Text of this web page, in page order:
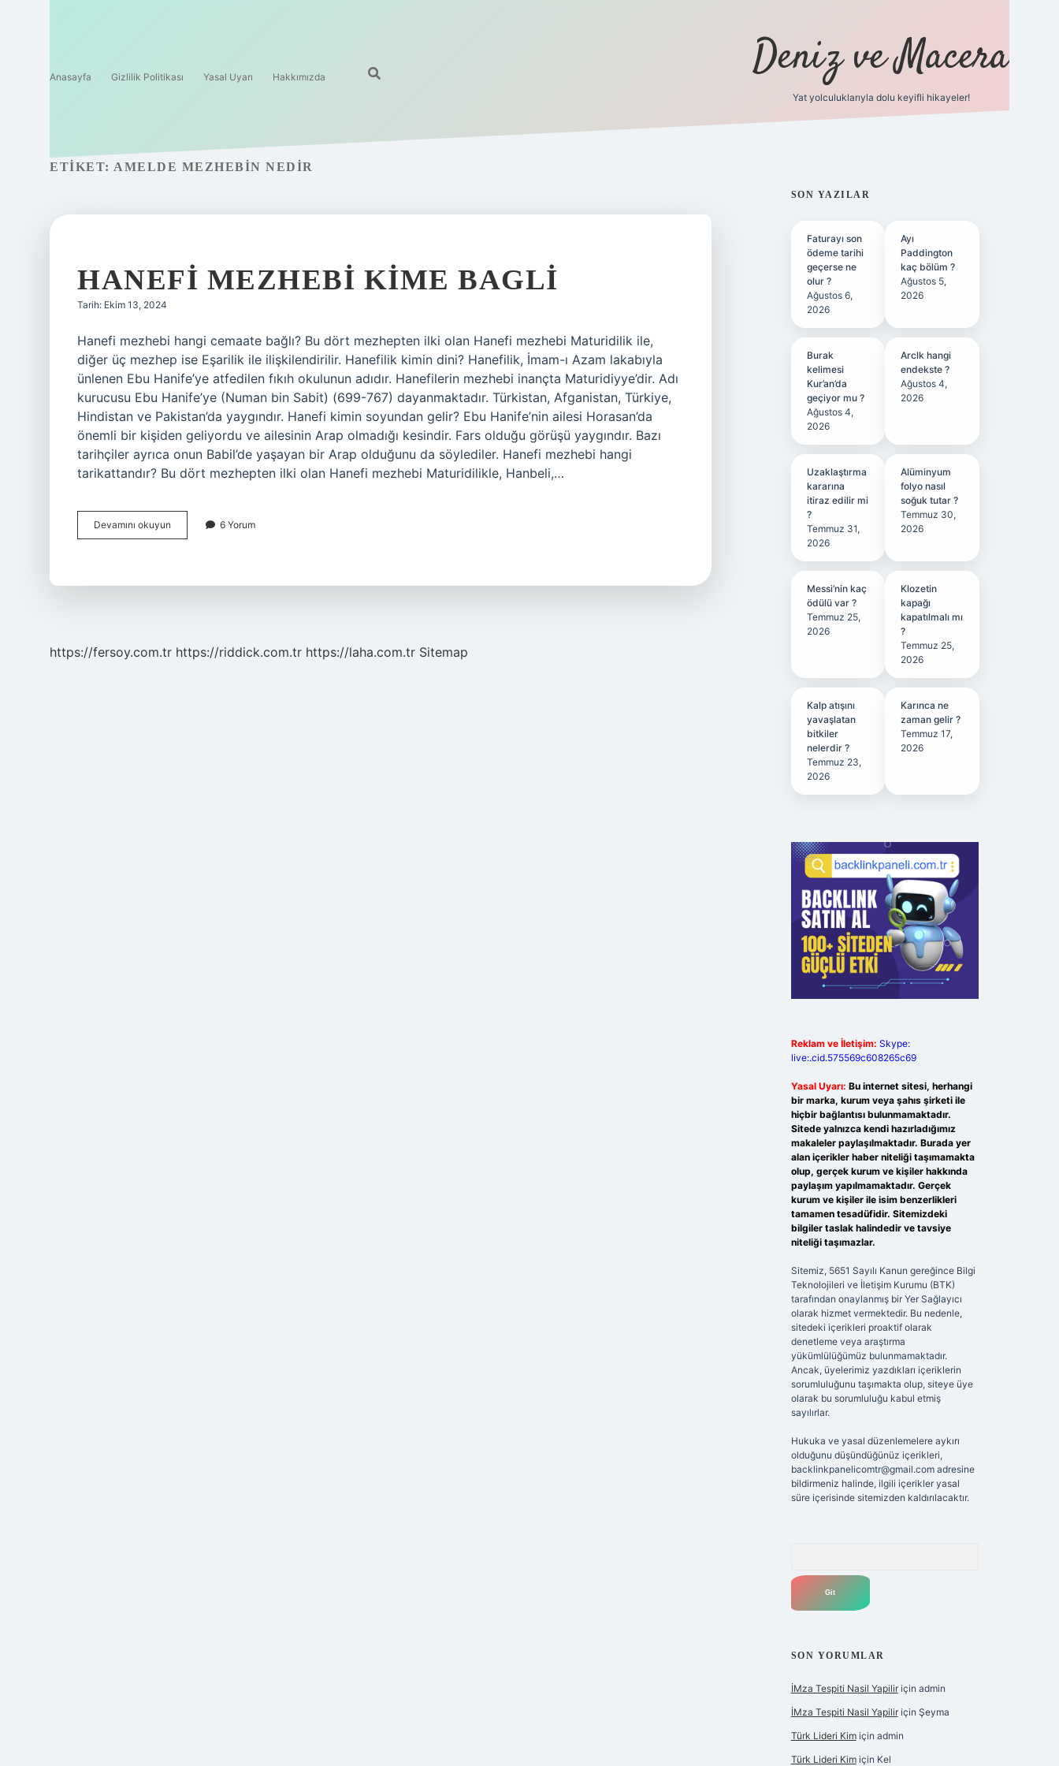
Anasayfa Gizlilik Politikası Yasal Uyarı Hakkımızda Deniz ve Macera
Yat yolculuklarıyla dolu keyifli hikayeler!
ETIKET: AMELDE MEZHEBIN NEDIR
HANEFI MEZHEBI KIME BAGLI
Tarih: Ekim 13, 2024
Hanefi mezhebi hangi cemaate bağlı? Bu dört mezhepten ilki olan Hanefi mezhebi Maturidilik ile,
diğer üç mezhep ise Eşarilik ile ilişkilendirilir. Hanefilik kimin dini? Hanefilik, İmam-ı Azam lakabıyla
ünlenen Ebu Hanife’ye atfedilen fıkıh okulunun adıdır. Hanefilerin mezhebi inançta Maturidiyye’dir. Adı
kurucusu Ebu Hanife’ye (Numan bin Sabit) (699-767) dayanmaktadır. Türkistan, Afganistan, Türkiye,
Hindistan ve Pakistan’da yaygındır. Hanefi kimin soyundan gelir? Ebu Hanife’nin ailesi Horasan’da
önemli bir kişiden geliyordu ve ailesinin Arap olmadığı kesindir. Fars olduğu görüşü yaygındır. Bazı
tarihçiler ayrıca onun Babil’de yaşayan bir Arap olduğunu da söylediler. Hanefi mezhebi hangi
tarikattandır? Bu dört mezhepten ilki olan Hanefi mezhebi Maturidilikle, Hanbeli,…
Devamını okuyun
Mezhebi
6 Yorum
https://fersoy.com.tr https://riddick.com.tr https://laha.com.tr Sitemap
SIDEBAR
SON YAZILAR
Faturayı son
ödeme tarihi
geçerse ne
olur ?
Ağustos 6,
2026
Ayı
Paddington
kaç bölüm ?
Ağustos 5,
2026
Burak
kelimesi
Kur’an’da
geçiyor mu ?
Ağustos 4,
2026
Arclk hangi
endekste ?
Ağustos 4,
2026
Uzaklaştırma
kararına
itiraz edilir mi
?
Temmuz 31,
2026
Alüminyum
folyo nasıl
soğuk tutar ?
Temmuz 30,
2026
Messi’nin kaç
ödülü var ?
Temmuz 25,
2026
Klozetin
kapağı
kapatılmalı mı
?
Temmuz 25,
2026
Kalp atışını
yavaşlatan
bitkiler
nelerdir ?
Temmuz 23,
2026
Karınca ne
zaman gelir ?
Temmuz 17,
2026
Reklam ve İletişim: Skype:
live:.cid.575569c608265c69
Yasal Uyarı: Bu internet sitesi, herhangi
bir marka, kurum veya şahıs şirketi ile
hiçbir bağlantısı bulunmamaktadır.
Sitede yalnızca kendi hazırladığımız
makaleler paylaşılmaktadır. Burada yer
alan içerikler haber niteliği taşımamakta
olup, gerçek kurum ve kişiler hakkında
paylaşım yapılmamaktadır. Gerçek
kurum ve kişiler ile isim benzerlikleri
tamamen tesadüfidir. Sitemizdeki
bilgiler taslak halindedir ve tavsiye
niteliği taşımazlar.
Sitemiz, 5651 Sayılı Kanun gereğince Bilgi
Teknolojileri ve İletişim Kurumu (BTK)
tarafından onaylanmış bir Yer Sağlayıcı
olarak hizmet vermektedir. Bu nedenle,
sitedeki içerikleri proaktif olarak
denetleme veya araştırma
yükümlülüğümüz bulunmamaktadır.
Ancak, üyelerimiz yazdıkları içeriklerin
sorumluluğunu taşımakta olup, siteye üye
olarak bu sorumluluğu kabul etmiş
sayılırlar.
Hukuka ve yasal düzenlemelere aykırı
olduğunu düşündüğünüz içerikleri,
backlinkpanelicomtr@gmail.comadresine
bildirmeniz halinde, ilgili içerikler yasal
süre içerisinde sitemizden kaldırılacaktır.
SON YORUMLAR
İMza Tespiti Nasil Yapiliriçin admin
İMza Tespiti Nasil Yapiliriçin Şeyma
Türk Lideri Kimiçin admin
Türk Lideri Kimiçin Kel